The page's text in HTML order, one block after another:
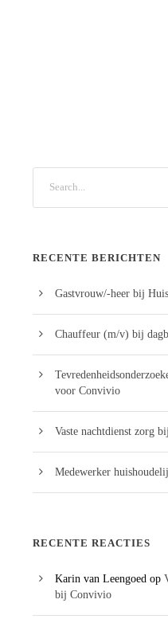
RECENTE BERICHTEN
Gastvrouw/-heer bij
Chauffeur (m/v) bij
voor Convivio
Vaste nachtdienst zorg
Medewerker
RECENTE REACTIES
Karin van Leengoed op
bij Convivio